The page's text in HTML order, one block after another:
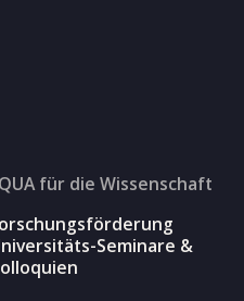
für die Wissenschaft
Seminare &